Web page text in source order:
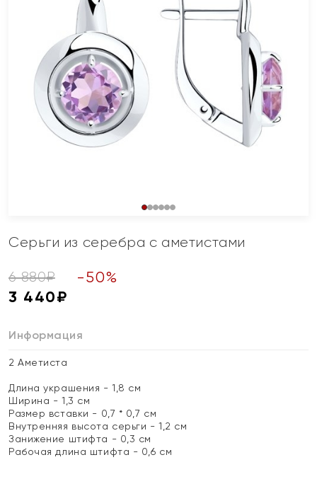
Серьги из серебра с аметистами
6 880₽ -50%
3 440₽
Информация
2 Аметиста
Длина украшения - 1,8 см
Ширина - 1,3 см
Размер вставки - 0,7 * 0,7 см
Внутренняя высота серьги - 1,2 см
Занижение штифта - 0,3 см
Рабочая длина штифта - 0,6 см